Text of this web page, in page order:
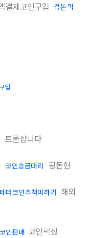
결제코인구입 검돈믹
입
트론삽니다
코인송금대리 핑돈현
테더코인추척피하기 해외
인판매 코인믹싱